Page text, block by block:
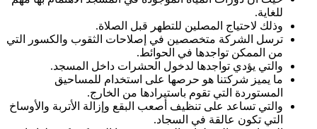
للغاية.
وذلك لاحتياج المصلين للتطهر قبل الصلاة.
ترسل الشركة متخصصين في إصلاحات الثقوب والكسور التي
من الممكن تواجدها في الحوائط.
والتي يؤدي تواجدها لدخول الحشرات داخل المسجد.
ما يميز شركتنا هو حرصها على استخدام للمساحيق
المستوردة التي تقوم باستيرادها من الخارج.
والتي تساعد على تنظيف أصعب البقع وإزالة الأتربة والأوساخ
التي تكون عالقة في السجاد.